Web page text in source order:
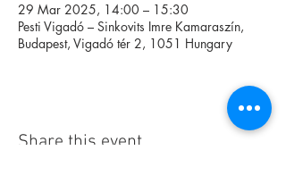
29 Mar 2025, 14:00 – 15:30
Pesti Vigadó – Sinkovits Imre Kamaraszín,
Budapest, Vigadó tér 2, 1051 Hungary
Share this event